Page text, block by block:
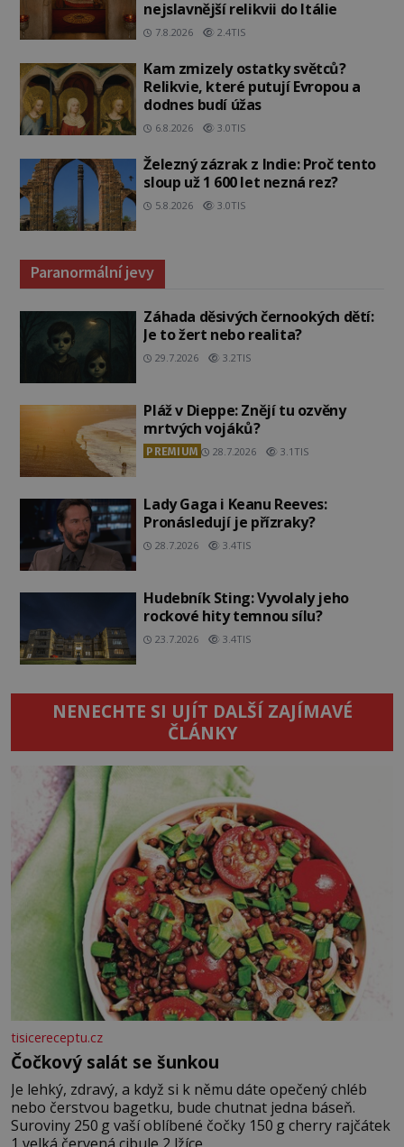
nejslavnější relikvii do Itálie
7.8.2026 2.4TIS
Kam zmizely ostatky světců?
Relikvie, které putují Evropou a
dodnes budí úžas
6.8.2026 3.0TIS
Železný zázrak z Indie: Proč tento
sloup už 1 600 let nezná rez?
5.8.2026 3.0TIS
Paranormální jevy
Záhada děsivých černookých dětí:
Je to žert nebo realita?
29.7.2026 3.2TIS
Pláž v Dieppe: Znějí tu ozvěny
mrtvých vojáků?
PREMIUM 28.7.2026 3.1TIS
Lady Gaga i Keanu Reeves:
Pronásledují je přízraky?
28.7.2026 3.4TIS
Hudebník Sting: Vyvolaly jeho
rockové hity temnou sílu?
23.7.2026 3.4TIS
NENECHTE SI UJÍT DALŠÍ ZAJÍMAVÉ
ČLÁNKY
tisicereceptu.cz
Čočkový salát se šunkou
Je lehký, zdravý, a když si k němu dáte opečený chléb
nebo čerstvou bagetku, bude chutnat jedna báseň.
Suroviny 250 g vaší oblíbené čočky 150 g cherry rajčátek